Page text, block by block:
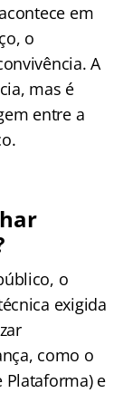
em
o
A
mas é
entre a
o
exigida
como o
Plataforma) e